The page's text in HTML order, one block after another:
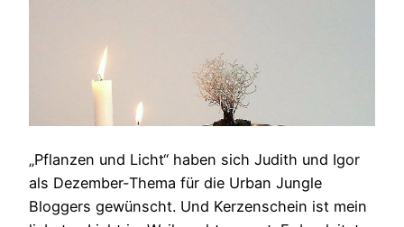
„Pflanzen und Licht“ haben sich Judith und Igor
als Dezember-Thema für die Urban Jungle
Bloggers gewünscht. Und Kerzenschein ist mein